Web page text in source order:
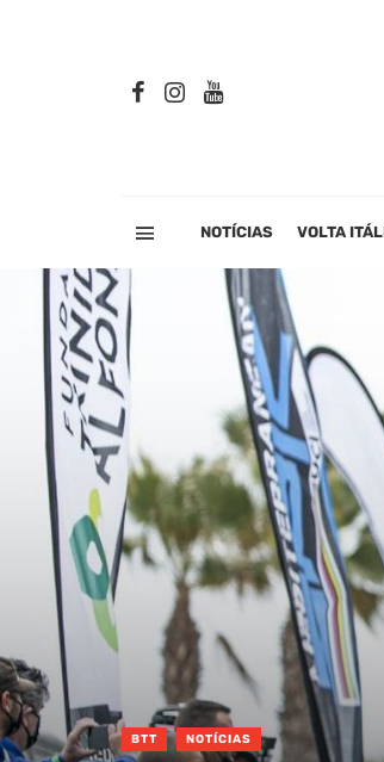
NOTÍCIAS VOLTA
BTT NOTÍCIAS